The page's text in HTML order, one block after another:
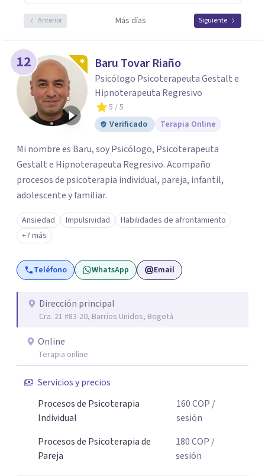
Anterior Más días Siguiente
12 Baru Tovar Riaño
Psicólogo Psicoterapeuta Gestalt e
Hipnoterapeuta Regresivo
5 / 5
Verificado
Terapia Online
Mi nombre es Baru, soy Psicólogo, Psicoterapeuta
Gestalt e Hipnoterapeuta Regresivo. Acompaño
procesos de psicoterapia individual, pareja, infantil,
adolescente y familiar.
Ansiedad Impulsividad
Habilidades de afrontamiento
+7 más
Teléfono WhatsApp Email
Dirección principal
Cra. 21 #83-20, Barrios Unidos, Bogotá
Online
Terapia online
Servicios y precios
Procesos de Psicoterapia
Individual
160COP /
sesión
Procesos de Psicoterapia de
Pareja
180COP /
sesión